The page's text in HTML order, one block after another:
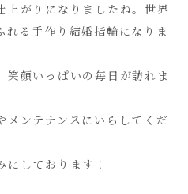
上がりになりましたね。世界
れる手作り結婚指輪になりま
笑顔いっぱいの毎日が訪れま
メンテナンスにいらしてくだ
しております！